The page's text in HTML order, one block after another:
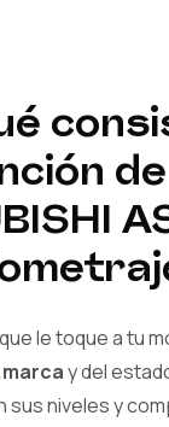
le toque a tu
y del
sus niveles y